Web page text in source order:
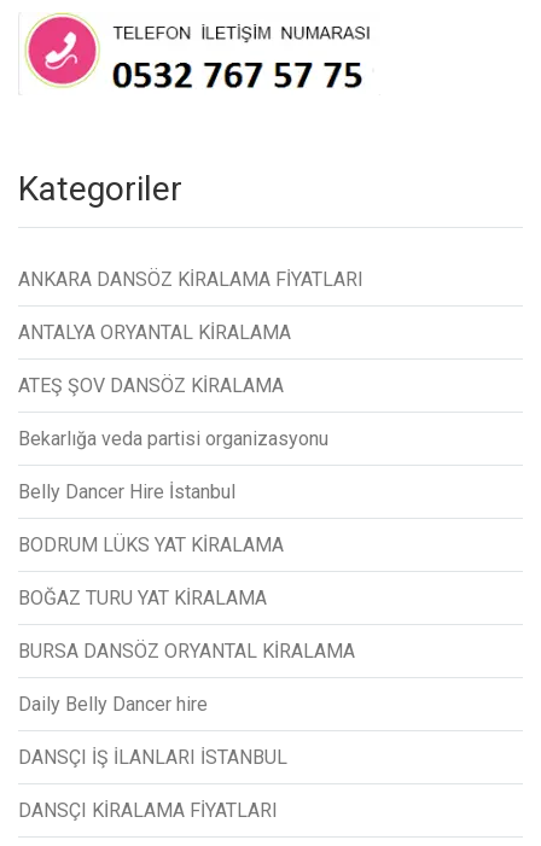
Kategoriler
ANKARA DANSÖZ KİRALAMA FİYATLARI
ANTALYA ORYANTAL KİRALAMA
ATEŞ ŞOV DANSÖZ KİRALAMA
Bekarlığa veda partisi organizasyonu
Belly Dancer Hire İstanbul
BODRUM LÜKS YAT KİRALAMA
BOĞAZ TURU YAT KİRALAMA
BURSA DANSÖZ ORYANTAL KİRALAMA
Daily Belly Dancer hire
DANSÇI İŞ İLANLARI İSTANBUL
DANSÇI KİRALAMA FİYATLARI